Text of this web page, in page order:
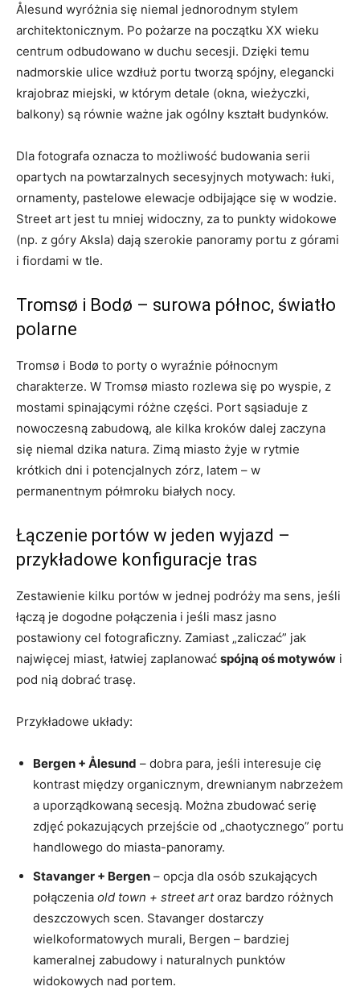
Ålesund wyróżnia się niemal jednorodnym stylem
architektonicznym. Po pożarze na początku XX wieku
centrum odbudowano w duchu secesji. Dzięki temu
nadmorskie ulice wzdłuż portu tworzą spójny, elegancki
krajobraz miejski, w którym detale (okna, wieżyczki,
balkony) są równie ważne jak ogólny kształt budynków.
Dla fotografa oznacza to możliwość budowania serii
opartych na powtarzalnych secesyjnych motywach: łuki,
ornamenty, pastelowe elewacje odbijające się w wodzie.
Street art jest tu mniej widoczny, za to punkty widokowe
(np. z góry Aksla) dają szerokie panoramy portu z górami
i fiordami w tle.
Tromsø i Bodø – surowa północ, światło
polarne
Tromsø i Bodø to porty o wyraźnie północnym
charakterze. W Tromsø miasto rozlewa się po wyspie, z
mostami spinającymi różne części. Port sąsiaduje z
nowoczesną zabudową, ale kilka kroków dalej zaczyna
się niemal dzika natura. Zimą miasto żyje w rytmie
krótkich dni i potencjalnych zórz, latem – w
permanentnym półmroku białych nocy.
Łączenie portów w jeden wyjazd –
przykładowe konfiguracje tras
Zestawienie kilku portów w jednej podróży ma sens, jeśli
łączą je dogodne połączenia i jeśli masz jasno
postawiony cel fotograficzny. Zamiast „zaliczać” jak
najwięcej miast, łatwiej zaplanować spójną oś motywów i
pod nią dobrać trasę.
Przykładowe układy:
Bergen + Ålesund – dobra para, jeśli interesuje cię
kontrast między organicznym, drewnianym nabrzeżem
a uporządkowaną secesją. Można zbudować serię
zdjęć pokazujących przejście od „chaotycznego” portu
handlowego do miasta-panoramy.
Stavanger + Bergen – opcja dla osób szukających
połączenia old town + street artoraz bardzo różnych
deszczowych scen. Stavanger dostarczy
wielkoformatowych murali, Bergen – bardziej
kameralnej zabudowy i naturalnych punktów
widokowych nad portem.